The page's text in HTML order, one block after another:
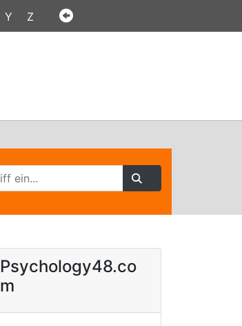
Y Z
Psychology48.co
m